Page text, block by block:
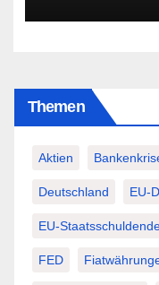
Themen
Aktien
Deutschland EU-
EU-
FED